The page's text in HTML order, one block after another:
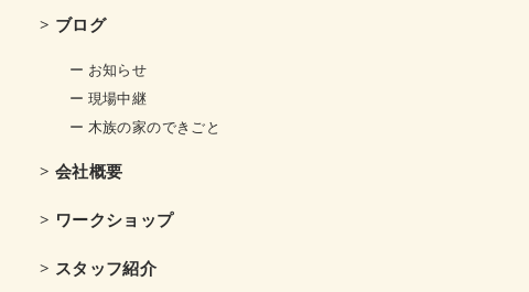
> ブログ
ー お知らせ
ー 現場中継
ー 木族の家のできごと
> 会社概要
> ワークショップ
> スタッフ紹介